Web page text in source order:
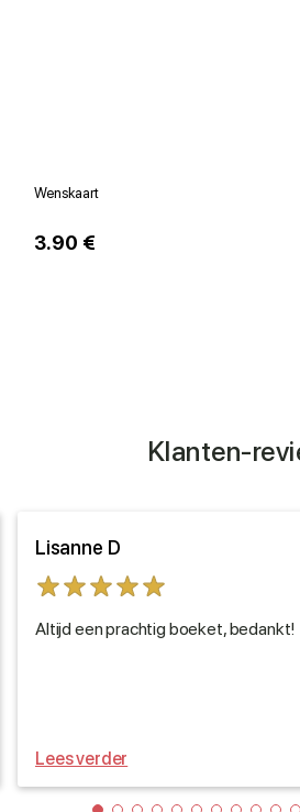
Wenskaart
3.90 €
Klanten-
Lisanne D
Altijd een prachtig boeket, bedankt!
Lees verder